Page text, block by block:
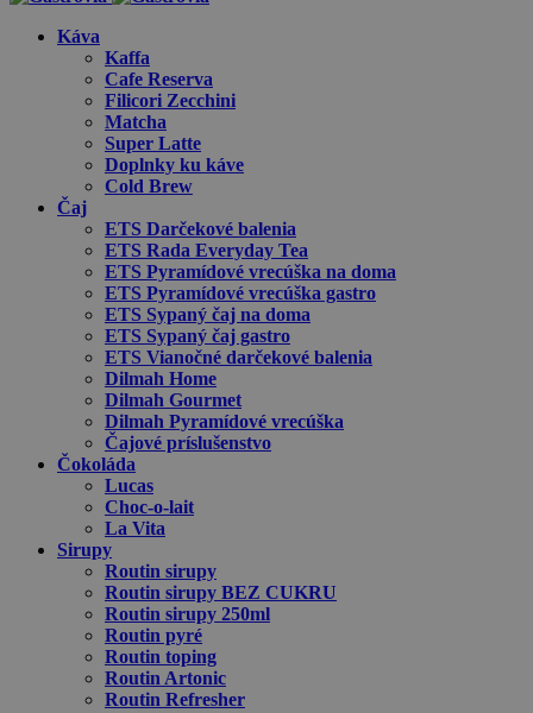
Káva
Kaffa
Cafe Reserva
Filicori Zecchini
Matcha
Super Latte
Doplnky ku káve
Cold Brew
Čaj
ETS Darčekové balenia
ETS Rada Everyday Tea
ETS Pyramídové vrecúška na doma
ETS Pyramídové vrecúška gastro
ETS Sypaný čaj na doma
ETS Sypaný čaj gastro
ETS Vianočné darčekové balenia
Dilmah Home
Dilmah Gourmet
Dilmah Pyramídové vrecúška
Čajové príslušenstvo
Čokoláda
Lucas
Choc-o-lait
La Vita
Sirupy
Routin sirupy
Routin sirupy BEZ CUKRU
Routin sirupy 250ml
Routin pyré
Routin toping
Routin Artonic
Routin Refresher